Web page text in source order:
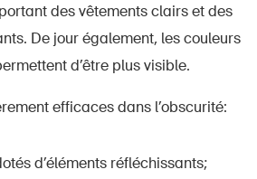
des vêtements clairs et des
De jour également, les couleurs
d’être plus visible.
efficaces dans l’obscurité:
d’éléments réfléchissants;